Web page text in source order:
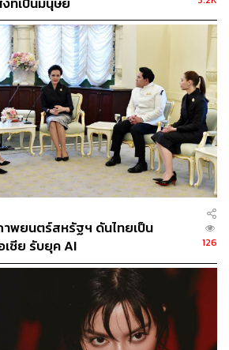
สิทธิภาพความใหญ่ของระบบการฉาย
ลยมาพร้อมกับแผนการดึงคนออกจาก
นกันล่ะที่จะใช้เทคโนโลยีจอยักษ์และ
ะเบิดเต็มที่ได้ทั้งภาพและเสียง คำ
ร่ไง ดังนั้นการสร้างหนังโคตรใหญ่
จึงปรากฏตัวขึ้นมาพร้อมกับการที่
ได้พอดี ยุคหนังซูเปอร์ฮีโร่จึงถือกำเนิด
และหนังตระกูลFast &
ดี่ยวๆ เรื่องอื่นๆ เช่น
นโลยีอย่างเต็มสูบ
พยนตร์สหรัฐฯ ดันไทยเป็น
เชีย รับยุค AI
126